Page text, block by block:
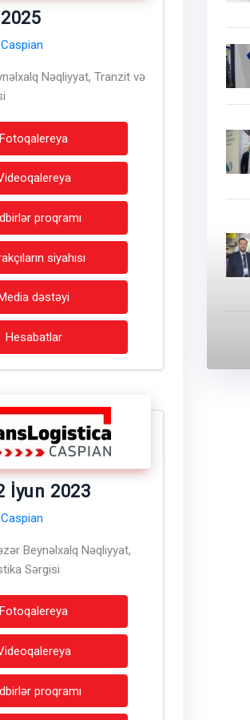
Nəqliyyat, Tranzit və
Fotoqalereya
proqramı
siyahısı
dəstəyi
Hesabatlar
İyun 2023
Beynəlxalq Nəqliyyat,
Sərgisi
Fotoqalereya
proqramı